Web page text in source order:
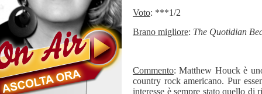
Voto: ***1/2
Brano migliore: The Quotidian
Commento: Matthew Houck è
country rock americano. Pur
interesse è sempre stato quello di